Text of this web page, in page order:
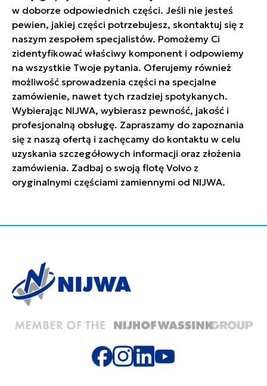
w doborze odpowiednich części. Jeśli nie jesteś
pewien, jakiej części potrzebujesz, skontaktuj się z
naszym zespołem specjalistów. Pomożemy Ci
zidentyfikować właściwy komponent i odpowiemy
na wszystkie Twoje pytania. Oferujemy również
możliwość sprowadzenia części na specjalne
zamówienie, nawet tych rzadziej spotykanych.
Wybierając NIJWA, wybierasz pewność, jakość i
profesjonalną obsługę. Zapraszamy do zapoznania
się z naszą ofertą i zachęcamy do kontaktu w celu
uzyskania szczegółowych informacji oraz złożenia
zamówienia. Zadbaj o swoją flotę Volvo z
oryginalnymi częściami zamiennymi od NIJWA.